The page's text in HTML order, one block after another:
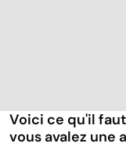
Voici ce qu'il
vous avalez une